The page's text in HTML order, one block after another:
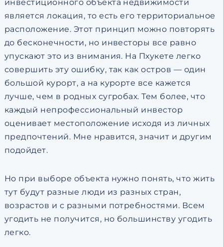
инвестиционного объекта недвижимости
является локация, то есть его территориальное
расположение. Этот принцип можно повторять
до бесконечности, но инвесторы все равно
упускают это из внимания. На Пхукете легко
совершить эту ошибку, так как остров — один
большой курорт, а на курорте все кажется
лучше, чем в родных сугробах. Тем более, что
каждый непрофессиональный инвестор
оценивает местоположение исходя из личных
предпочтений. Мне нравится, значит и другим
подойдет.
Но при выборе объекта нужно понять, что жить
тут будут разные люди из разных стран,
возрастов и с разными потребностями. Всем
угодить не получится, но большинству угодить
легко.